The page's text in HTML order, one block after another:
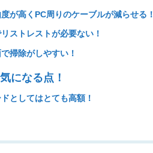
が高くPC周りのケーブルが減らせる！
ストレストが必要ない！
掃除がしやすい！
になる点！
としてはとても高額！